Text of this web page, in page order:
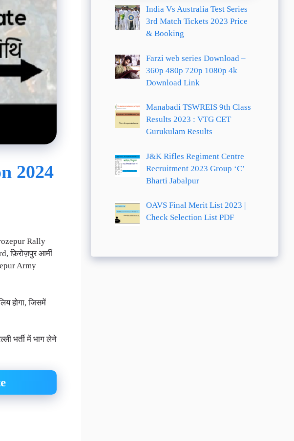
2024
Rally
आर्मी
Army
होगा, जिसमें
भर्ती में भाग लेने
India Vs Australia Test Series
3rd Match Tickets 2023 Price
& Booking
Farzi web series Download –
360p 480p 720p 1080p 4k
Download Link
Manabadi TSWREIS 9th Class
Results 2023 : VTG CET
Gurukulam Results
J&K Rifles Regiment Centre
Recruitment 2023 Group ‘C’
Bharti Jabalpur
OAVS Final Merit List 2023 |
Check Selection List PDF